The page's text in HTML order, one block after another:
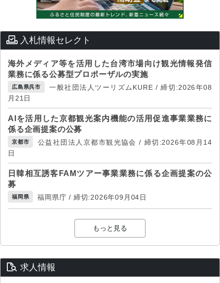
入札情報セレクト
海外メディア等を活用した台湾市場向け観光情報発信
業務に係る公募型プロポーザルの実施
広島県呉市
一般社団法人ツーリズムKURE / 締切:2026年08
月21日
AIを活用した京都観光案内機能の活用促進事業業務に
係る企画提案の公募
京都市
公益社団法人京都市観光協会 / 締切:2026年08月14
日
日韓相互誘客FAMツアー事業業務に係る企画提案の公
募
福岡県 福岡県庁 / 締切:2026年09月04日
もっと見る
求人情報